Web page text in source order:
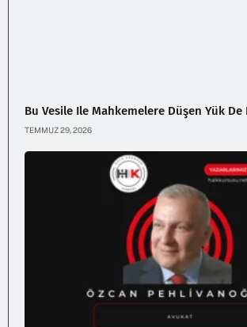
Bu Vesile Ile Mahkemelere Düşen Yük
TEMMUZ 29, 2026